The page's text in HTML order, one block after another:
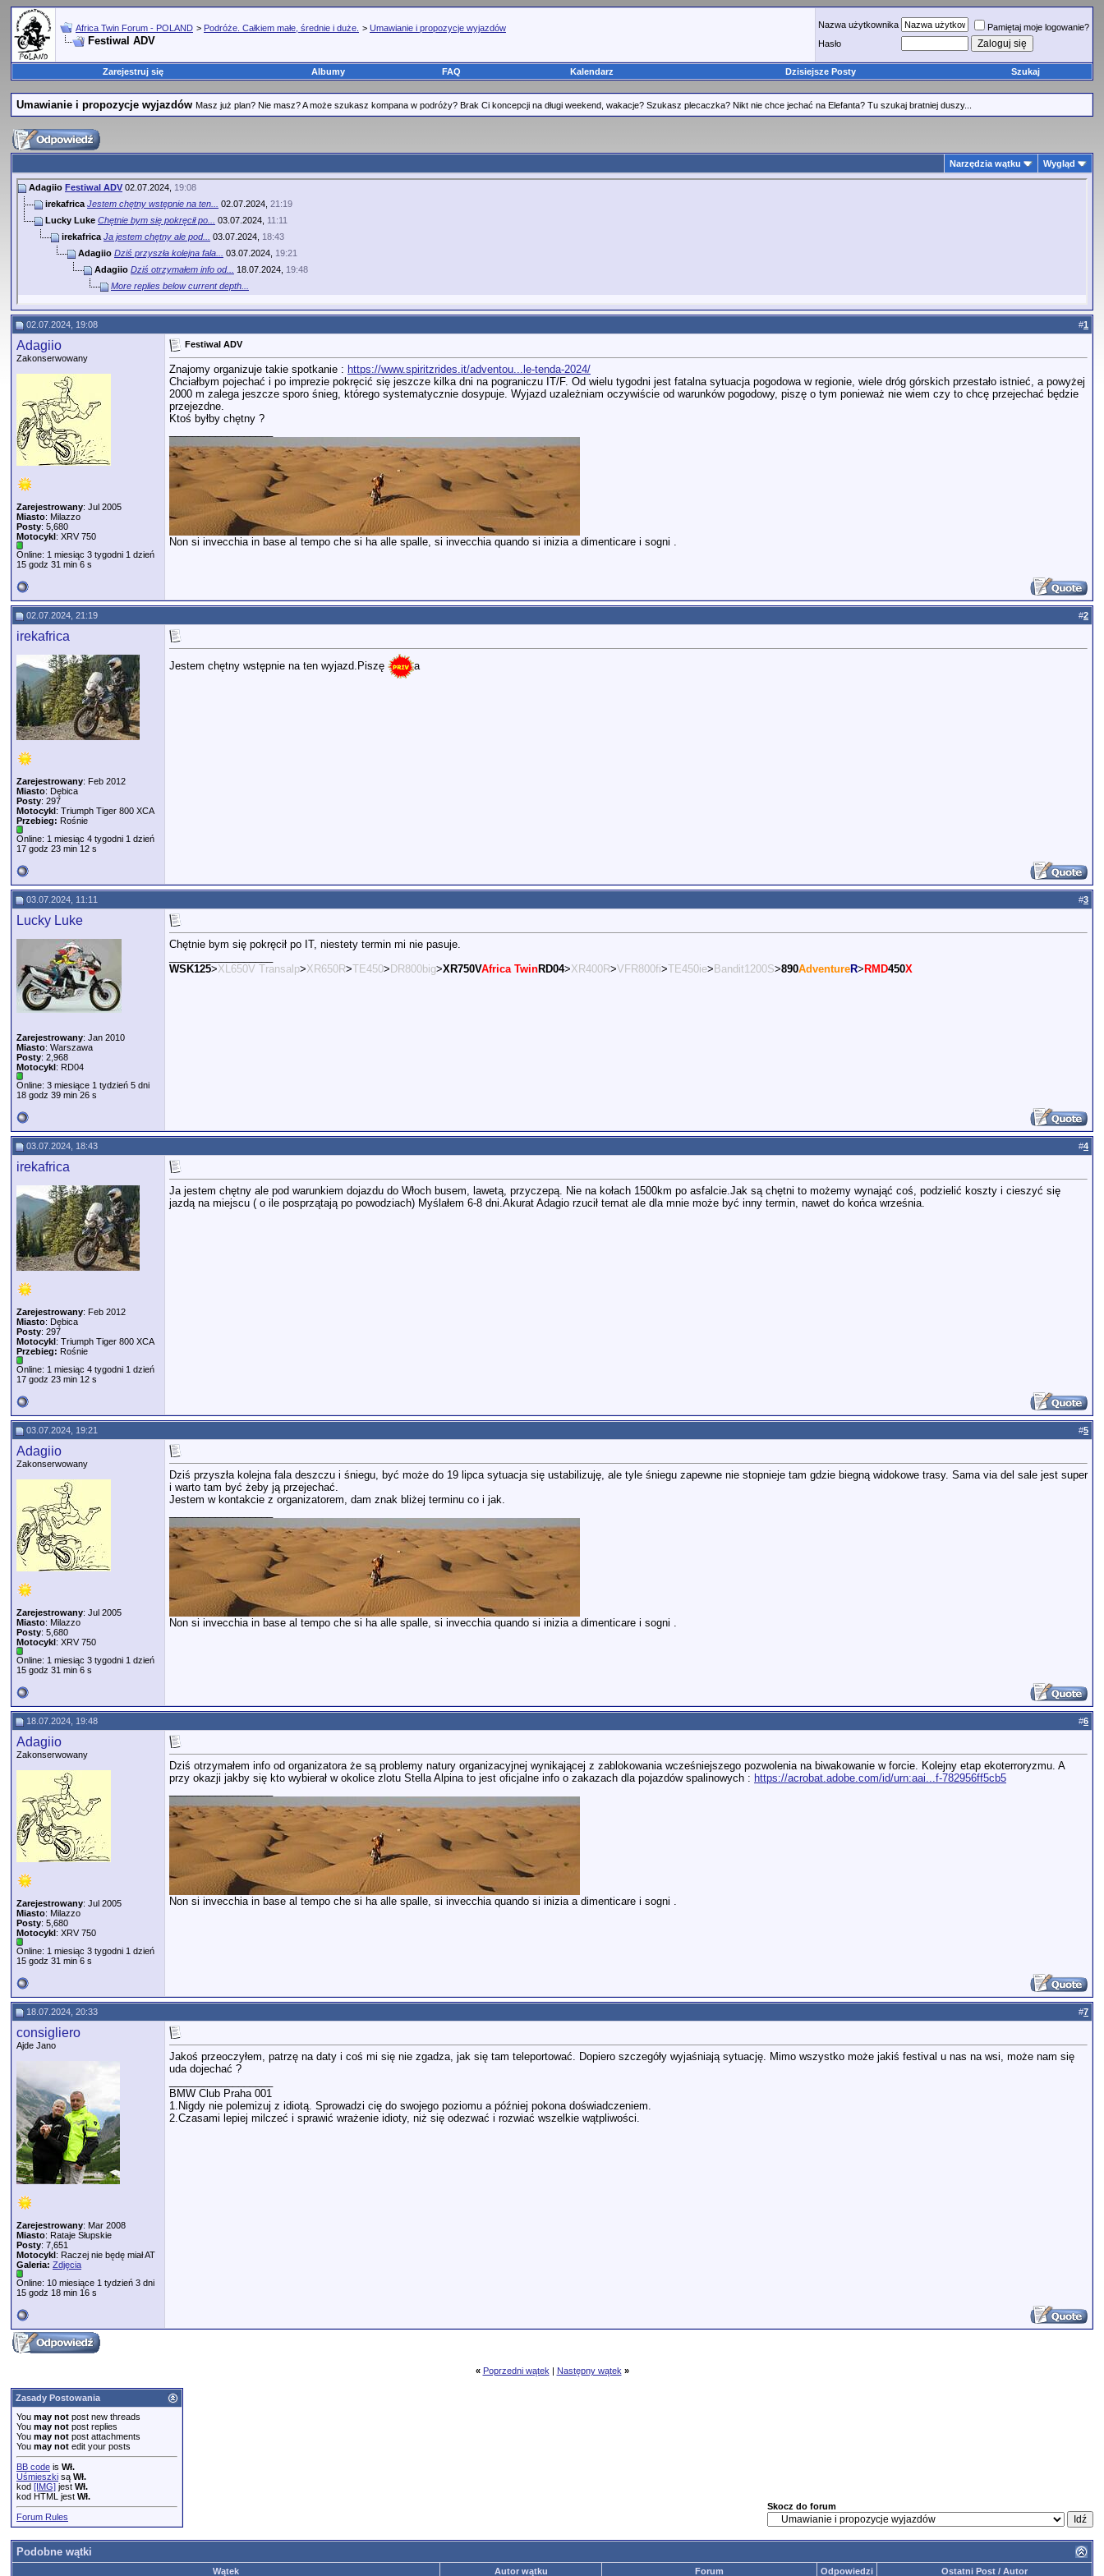
Africa Twin Forum - POLAND > Podróże. Całkiem małe, średnie i duże. > Umawianie i propozycje wyjazdów
Festiwal ADV
Nazwa użytkownika
Pamiętaj moje logowanie?
Hasło
Zarejestruj się Albumy FAQ Kalendarz Dzisiejsze Posty Szukaj
Umawianie i propozycje wyjazdów Masz już plan? Nie masz? A może szukasz kompana w podróży? Brak Ci koncepcji na długi weekend, wakacje? Szukasz plecaczka? Nikt nie chce jechać na Elefanta? Tu szukaj bratniej duszy...
Narzędzia wątku Wygląd
Adagiio Festiwal ADV 02.07.2024, 19:08
irekafrica Jestem chętny wstępnie na ten... 02.07.2024, 21:19
Lucky Luke Chętnie bym się pokręcił po... 03.07.2024, 11:11
irekafrica Ja jestem chętny ale pod... 03.07.2024, 18:43
Adagiio Dziś przyszła kolejna fala... 03.07.2024, 19:21
Adagiio Dziś otrzymałem info od... 18.07.2024, 19:48
More replies below current depth...
02.07.2024, 19:08 #1
Adagiio
Zakonserwowany
Zarejestrowany: Jul 2005
Miasto: Milazzo
Posty: 5,680
Motocykl: XRV 750
Online: 1 miesiąc 3 tygodni 1 dzień
15 godz 31 min 6 s
Festiwal ADV
Znajomy organizuje takie spotkanie : https://www.spiritzrides.it/adventou...le-tenda-2024/
Chciałbym pojechać i po imprezie pokręcić się jeszcze kilka dni na pograniczu IT/F. Od wielu tygodni jest fatalna sytuacja pogodowa w regionie, wiele dróg górskich przestało istnieć, a powyżej
2000 m zalega jeszcze sporo śnieg, którego systematycznie dosypuje. Wyjazd uzależniam oczywiście od warunków pogodowy, piszę o tym ponieważ nie wiem czy to chcę przejechać będzie
przejezdne.
Ktoś byłby chętny ?
Non si invecchia in base al tempo che si ha alle spalle, si invecchia quando si inizia a dimenticare i sogni .
02.07.2024, 21:19 #2
irekafrica
Zarejestrowany: Feb 2012
Miasto: Dębica
Posty: 297
Motocykl: Triumph Tiger 800 XCA
Przebieg: Rośnie
Online: 1 miesiąc 4 tygodni 1 dzień
17 godz 23 min 12 s
Jestem chętny wstępnie na ten wyjazd.Piszę a
03.07.2024, 11:11 #3
Lucky Luke
Zarejestrowany: Jan 2010
Miasto: Warszawa
Posty: 2,968
Motocykl: RD04
Online: 3 miesiące 1 tydzień 5 dni
18 godz 39 min 26 s
Chętnie bym się pokręcił po IT, niestety termin mi nie pasuje.
WSK125>XL650V Transalp>XR650R>TE450> DR800big>XR750VAfrica TwinRD04>XR400R>VFR800fi>TE450ie> Bandit1200S>890AdventureR> RMD450X
03.07.2024, 18:43 #4
irekafrica
Zarejestrowany: Feb 2012
Miasto: Dębica
Posty: 297
Motocykl: Triumph Tiger 800 XCA
Przebieg: Rośnie
Online: 1 miesiąc 4 tygodni 1 dzień
17 godz 23 min 12 s
Ja jestem chętny ale pod warunkiem dojazdu do Włoch busem, lawetą, przyczepą. Nie na kołach 1500km po asfalcie.Jak są chętni to możemy wynająć coś, podzielić koszty i cieszyć się
jazdą na miejscu ( o ile posprzątają po powodziach) Myślałem 6-8 dni.Akurat Adagio rzucił temat ale dla mnie może być inny termin, nawet do końca września.
03.07.2024, 19:21 #5
Adagiio
Zakonserwowany
Zarejestrowany: Jul 2005
Miasto: Milazzo
Posty: 5,680
Motocykl: XRV 750
Online: 1 miesiąc 3 tygodni 1 dzień
15 godz 31 min 6 s
Dziś przyszła kolejna fala deszczu i śniegu, być może do 19 lipca sytuacja się ustabilizuję, ale tyle śniegu zapewne nie stopnieje tam gdzie biegną widokowe trasy. Sama via del sale jest super
i warto tam być żeby ją przejechać.
Jestem w kontakcie z organizatorem, dam znak bliżej terminu co i jak.
Non si invecchia in base al tempo che si ha alle spalle, si invecchia quando si inizia a dimenticare i sogni .
18.07.2024, 19:48 #6
Adagiio
Zakonserwowany
Zarejestrowany: Jul 2005
Miasto: Milazzo
Posty: 5,680
Motocykl: XRV 750
Online: 1 miesiąc 3 tygodni 1 dzień
15 godz 31 min 6 s
Dziś otrzymałem info od organizatora że są problemy natury organizacyjnej wynikającej z zablokowania wcześniejszego pozwolenia na biwakowanie w forcie. Kolejny etap ekoterroryzmu. A
przy okazji jakby się kto wybierał w okolice zlotu Stella Alpina to jest oficjalne info o zakazach dla pojazdów spalinowych : https://acrobat.adobe.com/id/urn:aai...f-782956ff5cb5
Non si invecchia in base al tempo che si ha alle spalle, si invecchia quando si inizia a dimenticare i sogni .
18.07.2024, 20:33 #7
consigliero
Ajde Jano
Zarejestrowany: Mar 2008
Miasto: Rataje Słupskie
Posty: 7,651
Motocykl: Raczej nie będę miał AT
Galeria: Zdjęcia
Online: 10 miesiące 1 tydzień 3 dni
15 godz 18 min 16 s
Jakoś przeoczyłem, patrzę na daty i coś mi się nie zgadza, jak się tam teleportować. Dopiero szczegóły wyjaśniają sytuację. Mimo wszystko może jakiś festival u nas na wsi, może nam się
uda dojechać ?
BMW Club Praha 001
1.Nigdy nie polemizuj z idiotą. Sprowadzi cię do swojego poziomu a później pokona doświadczeniem.
2.Czasami lepiej milczeć i sprawić wrażenie idioty, niż się odezwać i rozwiać wszelkie wątpliwości.
« Poprzedni wątek | Następny wątek »
Zasady Postowania
You may not post new threads
You may not post replies
You may not post attachments
You may not edit your posts
BB code is Wł.
Uśmieszki są Wł.
kod [IMG] jest Wł.
kod HTML jest Wł.
Forum Rules
Skocz do forum
Podobne wątki
Wątek Autor wątku Forum Odpowiedzi Ostatni Post / Autor